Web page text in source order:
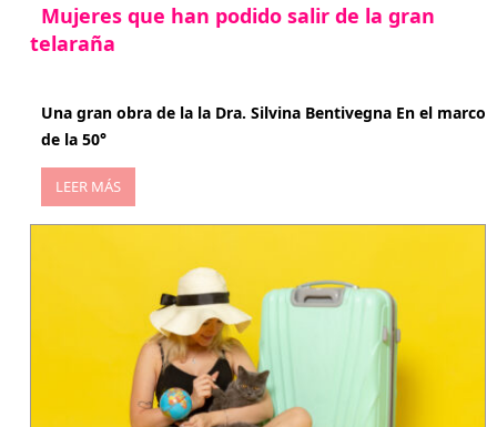
Mujeres que han podido salir de la gran
telaraña
Una gran obra de la la Dra. Silvina Bentivegna En el marco
de la 50°
LEER MÁS